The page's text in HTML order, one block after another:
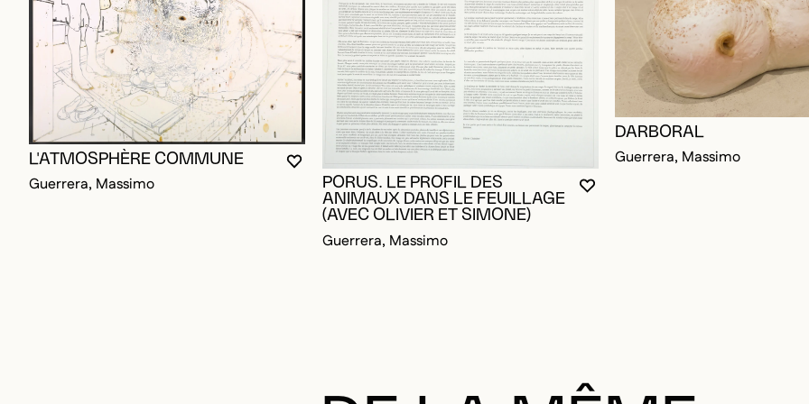
VOUS DEVEZ ÊTRE CONNECTÉ POUR AJOUTER AUX FAVORIS
FERMER LA MODALE
OUVRIR LA MODALE
L'ATMOSPHÈRE COMMUNE
Guerrera, Massimo VOUS DEVEZ ÊTRE CONNECTÉ
FERMER LA MODALE
OUVRIR LA MODALE
PORUS. LE PROFIL DES
ANIMAUX DANS LE FEUILLAGE
(AVEC OLIVIER ET SIMONE)
Guerrera, Massimo
DARBORAL
Guerrera, Massimo